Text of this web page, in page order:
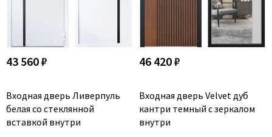
43 560 ₽
Входная дверь Ливерпуль
белая со стеклянной
вставкой внутри
46 420 ₽
Входная дверь Velvet дуб
кантри темный с зеркалом
внутри